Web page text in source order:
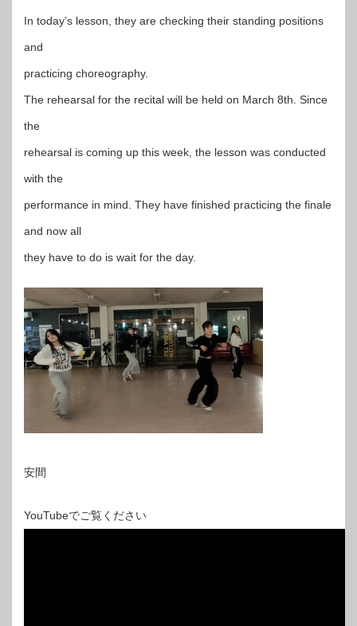
In today’s lesson, they are checking their standing positions
and
practicing choreography.
The rehearsal for the recital will be held on March 8th. Since
the
rehearsal is coming up this week, the lesson was conducted
with the
performance in mind. They have finished practicing the finale
and now all
they have to do is wait for the day.
安間
YouTubeでご覧ください